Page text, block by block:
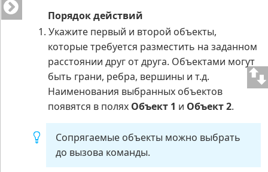
Порядок действий
1. Укажите первый и второй объекты,
которые требуется разместить на заданном
расстоянии друг от друга. Объектами могут
быть грани, ребра, вершины и т.д.
Наименования выбранных объектов
появятся в полях Объект 1 и Объект 2.
Сопрягаемые объекты можно выбрать
до вызова команды.